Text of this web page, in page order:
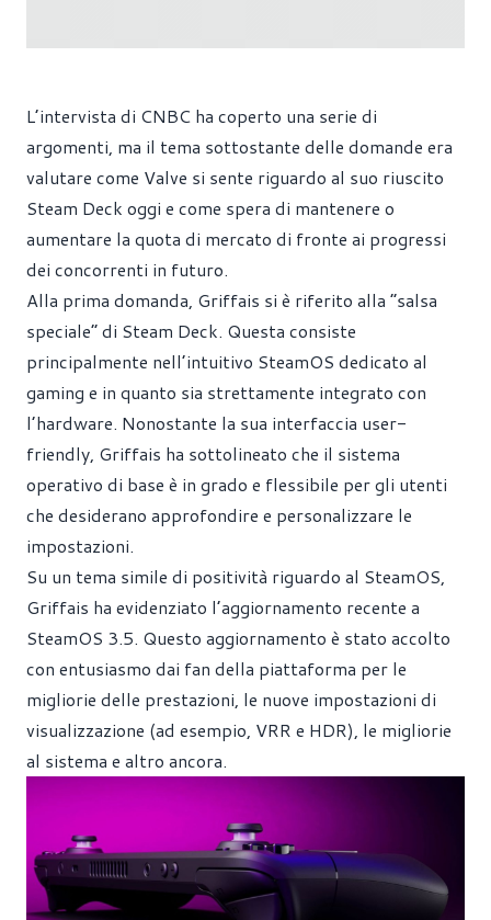
L’intervista di CNBC ha coperto una serie di
argomenti, ma il tema sottostante delle domande era
valutare come Valve si sente riguardo al suo riuscito
Steam Deck oggi e come spera di mantenere o
aumentare la quota di mercato di fronte ai progressi
dei concorrenti in futuro.
Alla prima domanda, Griffais si è riferito alla “salsa
speciale” di Steam Deck. Questa consiste
principalmente nell’intuitivo SteamOS dedicato al
gaming e in quanto sia strettamente integrato con
l’hardware. Nonostante la sua interfaccia user-
friendly, Griffais ha sottolineato che il sistema
operativo di base è in grado e flessibile per gli utenti
che desiderano approfondire e personalizzare le
impostazioni.
Su un tema simile di positività riguardo al SteamOS,
Griffais ha evidenziato l’aggiornamento recente a
SteamOS 3.5. Questo aggiornamento è stato accolto
con entusiasmo dai fan della piattaforma per le
migliorie delle prestazioni, le nuove impostazioni di
visualizzazione (ad esempio, VRR e HDR), le migliorie
al sistema e altro ancora.